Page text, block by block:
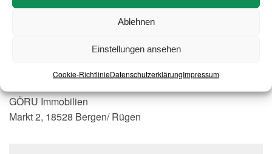
Ablehnen
Einstellungen ansehen
Cookie-RichtlinieDatenschutzerklärungImpressum
info@ruegen-immobilien.com
Weitere Informationen:ruegen-immobilien.com
GÖRU Immobilien
Markt 2, 18528 Bergen/ Rügen